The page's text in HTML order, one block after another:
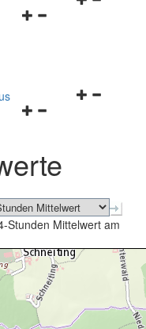
Navigationsmenü
Navigationsmenü
schließen
Stunden Mittelwert am